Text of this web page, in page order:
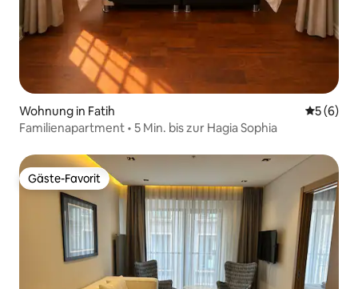
Wohnung in Fatih
5 (6)
Familienapartment • 5 Min. bis zur Hagia Sophia
Gäste-Favorit
Gäste-Favorit